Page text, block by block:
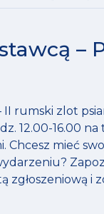
–
II rumski zlot
12.00-16.00 na
Chcesz mieć
zgłoszeniową i